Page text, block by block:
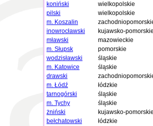
koniński
wielkopolskie
pilski
wielkopolskie
m. Koszalin
inowrocławski
kujawsko-pomorskie
mławski
mazowieckie
m. Słupsk
pomorskie
wodzisławski
śląskie
m. Katowice
śląskie
drawski
m. Łódź
łódzkie
tarnogórski
śląskie
m. Tychy
śląskie
żniński
kujawsko-pomorskie
bełchatowski
łódzkie